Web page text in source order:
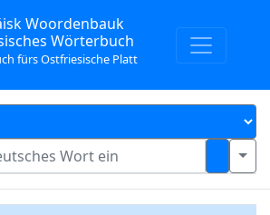
Woordenbauk
Wörterbuch
fürs Ostfriesische Platt